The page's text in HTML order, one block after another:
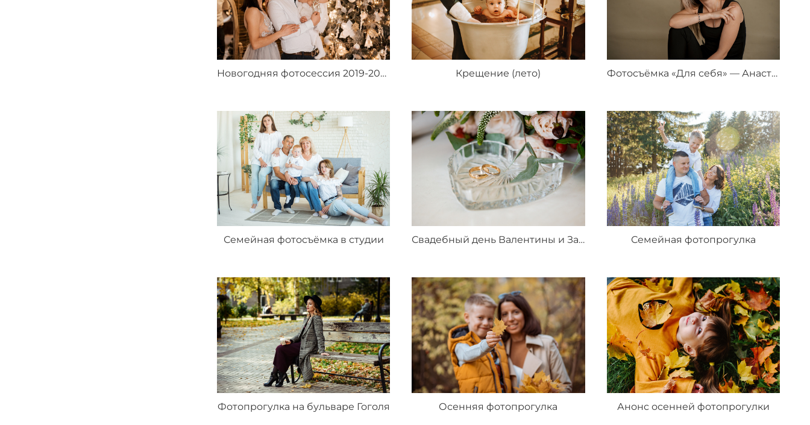
Новогодняя фотосессия 2019-2020 Крещение (лето) Фотосъёмка «Для себя» — Анастасия
Семейная фотосъёмка в студии Свадебный день Валентины и Захара г. Сарапул 2020 г Семейная фотопрогулка
Фотопрогулка на бульваре Гоголя Осенняя фотопрогулка Анонс осенней фотопрогулки